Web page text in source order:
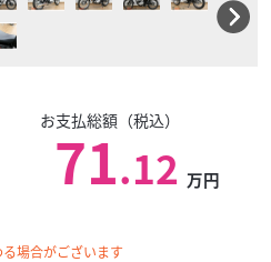
お支払総額（税込）
71.12 万円
場合がございます